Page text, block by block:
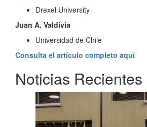
Drexel University
Juan A. Valdivia
Universidad de Chile
Consulta el artículo completo aquí
Noticias Recientes